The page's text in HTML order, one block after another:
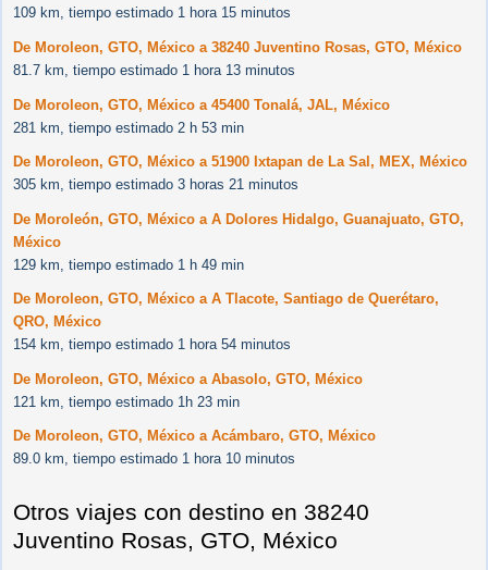
109 km, tiempo estimado 1 hora 15 minutos
De Moroleon, GTO, México a 38240 Juventino Rosas, GTO, México
81.7 km, tiempo estimado 1 hora 13 minutos
De Moroleon, GTO, México a 45400 Tonalá, JAL, México
281 km, tiempo estimado 2 h 53 min
De Moroleon, GTO, México a 51900 Ixtapan de La Sal, MEX, México
305 km, tiempo estimado 3 horas 21 minutos
De Moroleón, GTO, México a A Dolores Hidalgo, Guanajuato, GTO,
México
129 km, tiempo estimado 1 h 49 min
De Moroleon, GTO, México a A Tlacote, Santiago de Querétaro,
QRO, México
154 km, tiempo estimado 1 hora 54 minutos
De Moroleon, GTO, México a Abasolo, GTO, México
121 km, tiempo estimado 1h 23 min
De Moroleon, GTO, México a Acámbaro, GTO, México
89.0 km, tiempo estimado 1 hora 10 minutos
Otros viajes con destino en 38240
Juventino Rosas, GTO, México